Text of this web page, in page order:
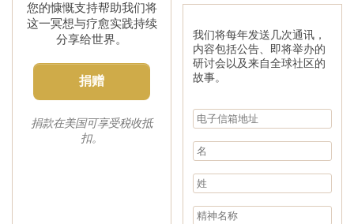
您的慷慨支持帮助我们将
这一冥想与疗愈实践持续
分享给世界。
捐赠
捐款在美国可享受税收抵
扣。
我们将每年发送几次通讯，
内容包括公告、即将举办的
研讨会以及来自全球社区的
故事。